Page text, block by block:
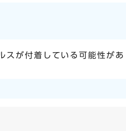
スが付着している可能性が